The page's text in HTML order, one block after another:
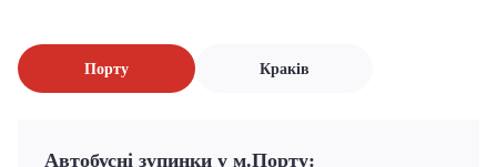
Порту Краків
Автобусні зупинки у м.Порту: